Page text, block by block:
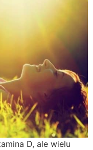
D, ale wielu